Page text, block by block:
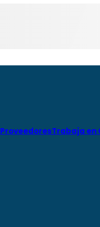
ProveedoresTrabaja en